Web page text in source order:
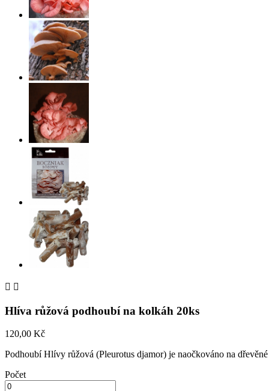
 
Hlíva růžová podhoubí na kolkáh 20ks
120,00 Kč
Podhoubí Hlívy růžová (Pleurotus djamor) je naočkováno na
Počet